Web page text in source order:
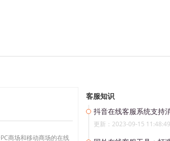
商场和移动商场的在线
客服知识
更新：2023-09-15 11:48:49